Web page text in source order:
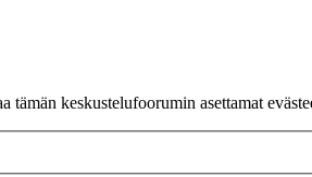
tämän keskustelufoorumin asettamat